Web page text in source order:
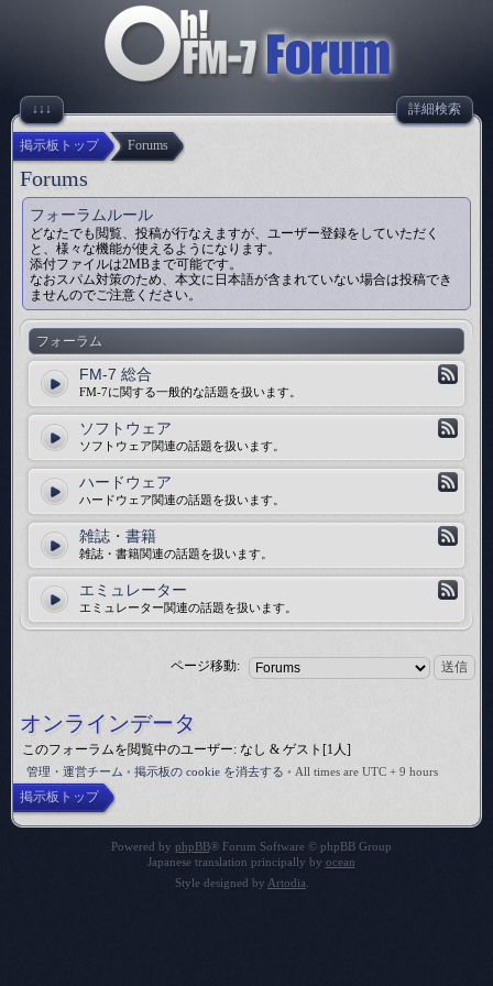
↓↓↓ 詳細検索
掲示板トップ Forums
Forums
フォーラムルール
どなたでも閲覧、投稿が行なえますが、ユーザー登録をしていただく
と、様々な機能が使えるようになります。
添付ファイルは2MBまで可能です。
なおスパム対策のため、本文に日本語が含まれていない場合は投稿でき
ませんのでご注意ください。
フォーラム
FM-7 総合
FM-7に関する一般的な話題を扱います。
ソフトウェア
ソフトウェア関連の話題を扱います。
ハードウェア
ハードウェア関連の話題を扱います。
雑誌・書籍
雑誌・書籍関連の話題を扱います。
エミュレーター
エミュレーター関連の話題を扱います。
ページ移動:
オンラインデータ
このフォーラムを閲覧中のユーザー: なし & ゲスト[1人]
管理・運営チーム • 掲示板の cookie を消去する • All times are UTC + 9 hours
掲示板トップ
Powered by phpBB® Forum Software © phpBB Group
Japanese translation principally by ocean
Style designed by Artodia